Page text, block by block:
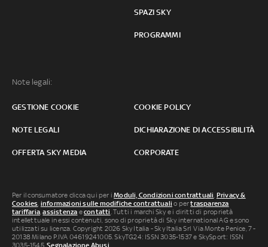
SPAZI SKY
PROGRAMMI
Note legali:
GESTIONE COOKIE COOKIE POLICY
NOTE LEGALI DICHIARAZIONE DI ACCESSIBILITÀ
OFFERTA SKY MEDIA CORPORATE
Per il consumatore clicca qui per iModuli, Condizioni contrattuali, Privacy &
Cookies, informazioni sulle modifiche contrattuali o pertrasparenza
tariffaria,assistenza econtatti. Tutti i marchi Sky e i diritti di proprietà
intellettuale in essi contenuti, sono di proprietà di Sky international AG e sono
utilizzati su licenza. Copyright 2026 Sky Italia - Sky Italia Srl Via Monte Penice, 7 -
20138 Milano P.IVA 04619241005. SkyTG24: ISSN 3035-1537 e SkySport: ISSN
3035-1545.Segnalazione Abusi